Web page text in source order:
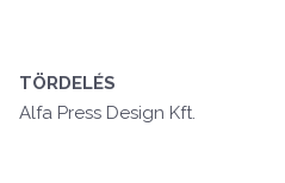
TÖRDELÉS
Alfa Press Design Kft.